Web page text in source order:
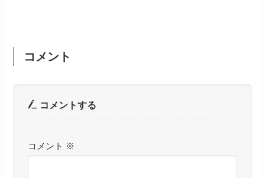
コメント
コメントする
コメント ※